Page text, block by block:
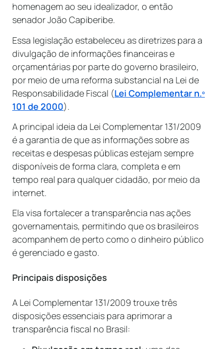
homenagem ao seu idealizador, o então
senador João Capiberibe.
Essa legislação estabeleceu as diretrizes para a
divulgação de informações financeiras e
orçamentárias por parte do governo brasileiro,
por meio de uma reforma substancial na Lei de
Responsabilidade Fiscal (Lei Complementar n.º
101 de 2000).
A principal ideia da Lei Complementar 131/2009
é a garantia de que as informações sobre as
receitas e despesas públicas estejam sempre
disponíveis de forma clara, completa e em
tempo real para qualquer cidadão, por meio da
internet.
Ela visa fortalecer a transparência nas ações
governamentais, permitindo que os brasileiros
acompanhem de perto como o dinheiro público
é gerenciado e gasto.
Principais disposições
A Lei Complementar 131/2009 trouxe três
disposições essenciais para aprimorar a
transparência fiscal no Brasil: